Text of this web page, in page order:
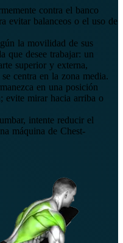
contra el banco
evitar balanceos o el uso de
la movilidad de sus
que desee trabajar: un
superior y externa,
centra en la zona media.
en una posición
evite mirar hacia arriba o
intente reducir el
máquina de Chest-